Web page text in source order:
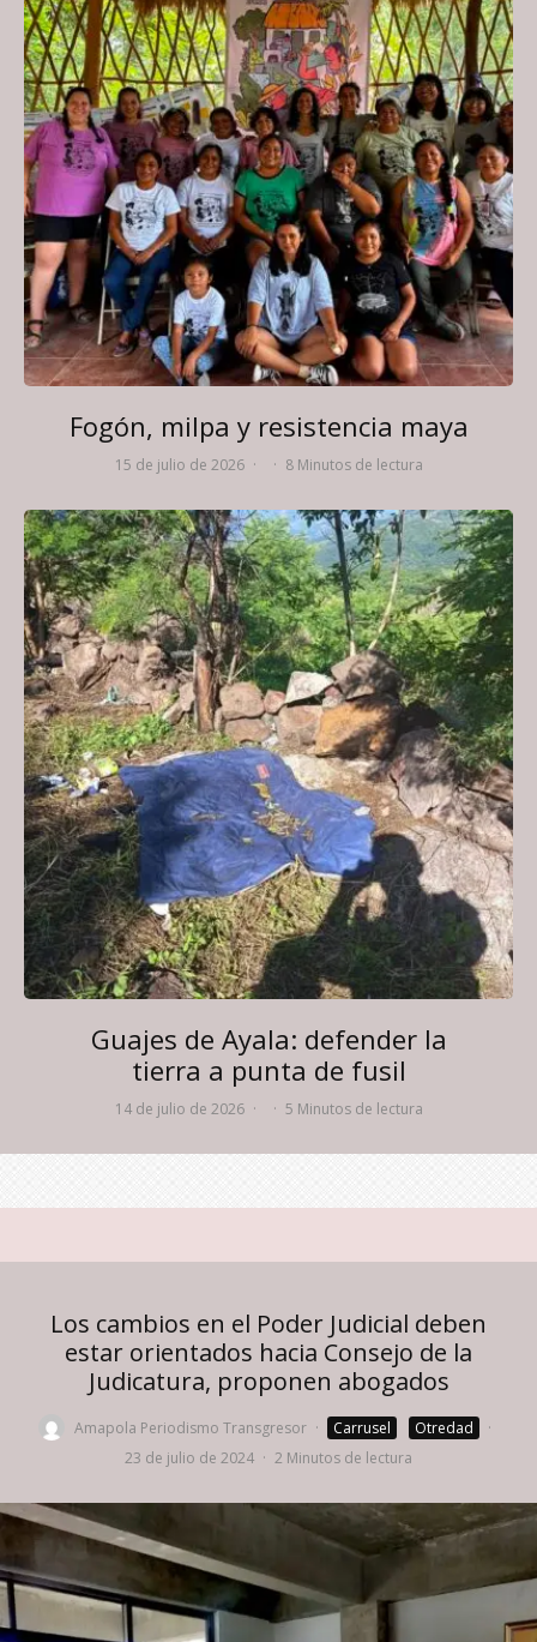
Fogón, milpa y resistencia maya
15 de julio de 2026 · · 8 Minutos de lectura
Guajes de Ayala: defender la
tierra a punta de fusil
14 de julio de 2026 · · 5 Minutos de lectura
Los cambios en el Poder Judicial deben
estar orientados hacia Consejo de la
Judicatura, proponen abogados
Amapola Periodismo Transgresor · Carrusel Otredad
·
23 de julio de 2024 · 2 Minutos de lectura